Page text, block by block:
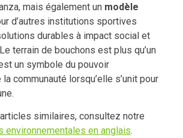
mais également un modèle
d’autres institutions sportives
durables à impact social et
terrain de bouchons est plus qu’un
un symbole du pouvoir
communauté lorsqu’elle s’unit pour
articles similaires, consultez notre
environnementales en anglais.